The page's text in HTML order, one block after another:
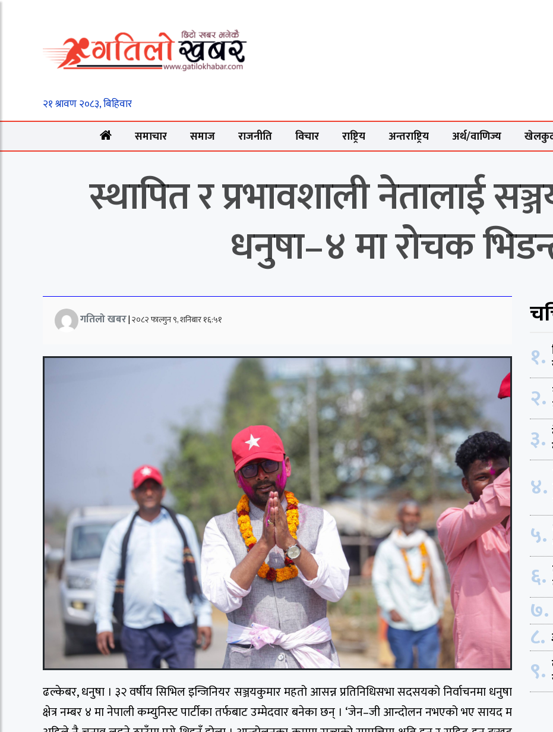
समाचार समाज राजनीति विचार राष्ट्रिय अन्तराष्ट्रिय अर्थ/वाणिज्य
स्थापित र प्रभावशाली नेतालाई
धनुषा–४ मा रोचक
गतिलो खबर|२०८२ फाल्गुन ९, शनिबार १६:५१
ढल्केबर, धनुषा । ३२ वर्षीय सिभिल इन्जिनियर सञ्जयकुमार महतो आसन्न प्रतिनिधिसभा सदसयको निर्वाचनमा धनुषा
क्षेत्र नम्बर ४ मा नेपाली कम्युनिस्ट पार्टीका तर्फबाट उम्मेदवार बनेका छन् । ‘जेन–जी आन्दोलन नभएको भए सायद म
१.
२.
३.
४.
५.
६.
७.
८.
९.